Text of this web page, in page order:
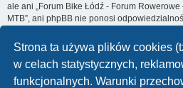
Strona ta używa plików cookies
w celach statystycznych,
funkcjonalnych. Warunki
ale ani „Forum Bike Łódź - Forum
MTB”, ani phpBB nie ponosi